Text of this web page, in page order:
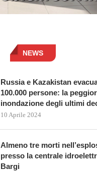
NEWS
Russia e Kazakistan
100.000 persone: la
inondazione degli ultimi
10 Aprile 2024
Almeno tre morti
presso la centrale
Bargi